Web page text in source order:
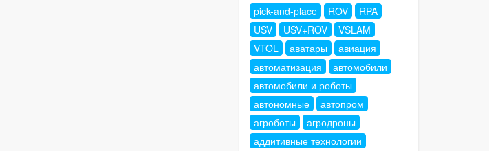
pick-and-place
ROV
RPA
USV
USV+ROV
VSLAM
VTOL
аватары
авиация
автоматизация
автомобили
автомобили и роботы
автономные
автопром
агроботы
агродроны
аддитивные технологии